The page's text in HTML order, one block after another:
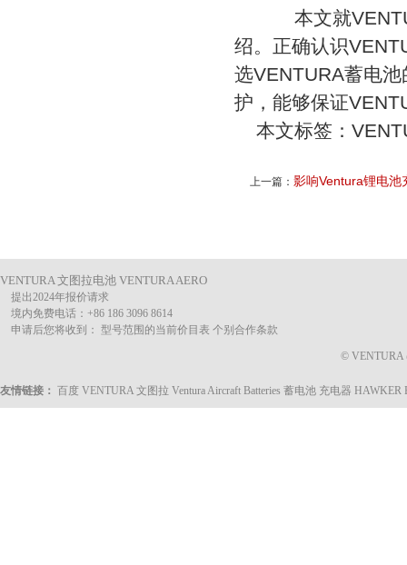
本文就
绍。正确认识
选VENTURA蓄电
护，能够保证
本文标签：
上一篇： 影响Ventura锂电池
VENTURA 文图拉电池 VENTURA AERO
提出2024年报价请求
境内免费电话：+86 186 3096 8614
申请后您将收到： 型号范围的当前价目表 个别合作条款
© VENTURA
友情链接： 百度 VENTURA 文图拉 Ventura Aircraft Batteries 蓄电池 充电器 HAWKER